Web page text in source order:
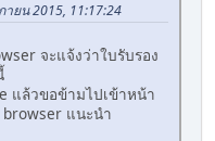
ายน 2015, 11:17:24
จะแจ้งว่าใบรับรอง
แล้วขอข้ามไปเข้าหน้า
browser แนะนำ